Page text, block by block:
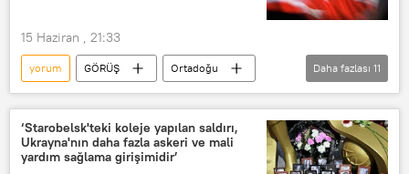
15 Haziran , 21:33
yorum GÖRÜŞ
Ortadoğu
İran
ABD
Rusya
Çin
Donald Trump
Vladimir Putin
Daha fazlası 11
‘Starobelsk'teki koleje yapılan saldırı,
Ukrayna'nın daha fazla askeri ve mali
yardım sağlama girişimidir’